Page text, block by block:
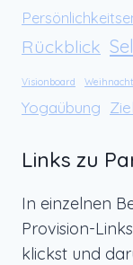
Rückblick
Visionboard
Yogaübung
Links zu
In einzelnen
Provision-
klickst und